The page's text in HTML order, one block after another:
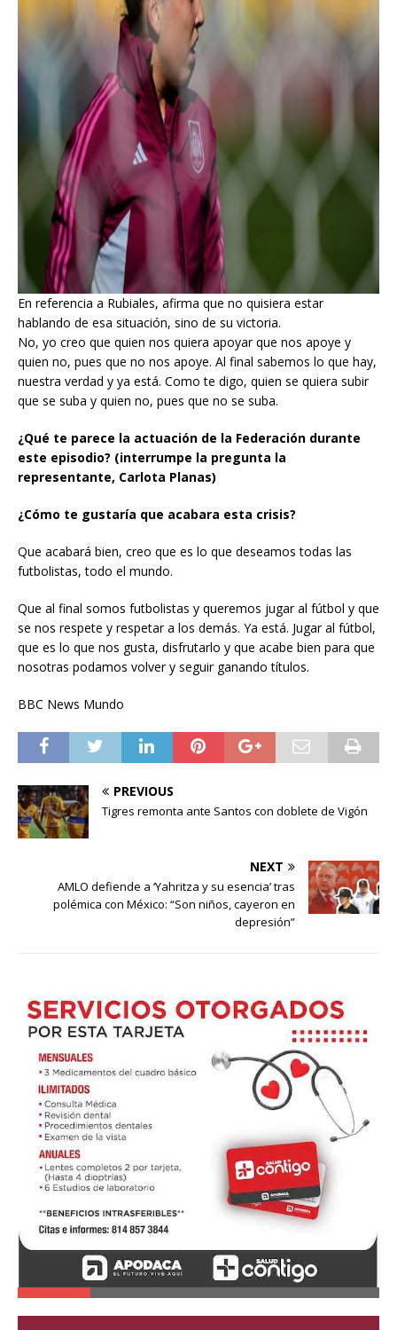
En referencia a Rubiales, afirma que no quisiera estar
hablando de esa situación, sino de su victoria.
No, yo creo que quien nos quiera apoyar que nos apoye y
quien no, pues que no nos apoye. Al final sabemos lo que hay,
nuestra verdad y ya está. Como te digo, quien se quiera subir
que se suba y quien no, pues que no se suba.
¿Qué te parece la actuación de la Federación durante
este episodio? (interrumpe la pregunta la
representante, Carlota Planas)
¿Cómo te gustaría que acabara esta crisis?
Que acabará bien, creo que es lo que deseamos todas las
futbolistas, todo el mundo.
Que al final somos futbolistas y queremos jugar al fútbol y que
se nos respete y respetar a los demás. Ya está. Jugar al fútbol,
que es lo que nos gusta, disfrutarlo y que acabe bien para que
nosotras podamos volver y seguir ganando títulos.
BBC News Mundo
PREVIOUS
Tigres remonta ante Santos con doblete de Vigón
NEXT
AMLO defiende a ‘Yahritza y su esencia’ tras
polémica con México: “Son niños, cayeron en
depresión”